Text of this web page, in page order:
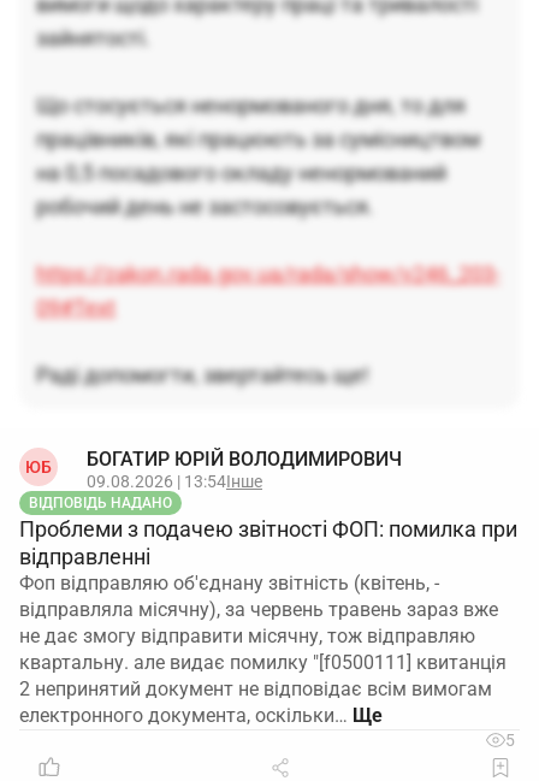
зайнятості.
Що стосується ненормованого дня, то для
працівників, які працюють за сумісництвом
на 0,5 посадового окладу ненормований
робочий день не застосовується.
https://zakon.rada.gov.ua/rada/show/v246_203-
09#Text
Раді допомогти, звертайтесь ще!
ЮБ БОГАТИР ЮРІЙ ВОЛОДИМИРОВИЧ
09.08.2026 | 13:54Інше
ВІДПОВІДЬ НАДАНО
Проблеми з подачею звітності ФОП: помилка при
відправленні
Фоп відправляю об'єднану звітність (квітень, -
відправляла місячну), за червень травень зараз вже
не дає змогу відправити місячну, тож відправляю
квартальну. але видає помилку "[f0500111] квитанція
2 непринятий документ не відповідає всім вимогам
електронного документа, оскільки…
5